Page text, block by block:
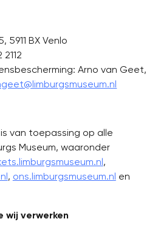
5911 BX Venlo
Arno van Geet,
van toepassing op alle
Museum, waaronder
,
, ons.limburgsmuseum.nl en
wij verwerken